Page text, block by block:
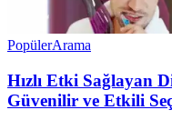
PopülerArama
Hızlı Etki Sağlayan
Güvenilir ve Etkili